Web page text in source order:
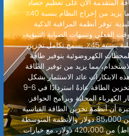
المتقدمة الآن على تعظيم حصاد
الطاقة من كل محطة، مما يزيد من إخراج النظام بنسبة 40٪
توفر أنظمة المراقبة الذكية
الفعلي وتنبيهات الصيانة التنبؤية،
مما يقلل التكاليف التشغيلية بنسبة 45٪. يسمح تكامل تخزين
الكهروضوئية بتوفير طاقة
مما يزيد من توفير الطاقة
حسنت هذه الابتكارات عائد الاستثمار بشكل
كبير، حيث تحقق مشاريع تخزين الطاقة عادةً استردادًا في 6-9
المحلية وبرامج الحوافز.
أن أنظمة تخزين الطاقة القياسية
(60-600 كيلوواط) تبدأ من 85،000 دولار والأنظمة المتوسطة
(600 كيلوواط-2.5 ميجاواط) من 420،000 دولار، مع خيارات